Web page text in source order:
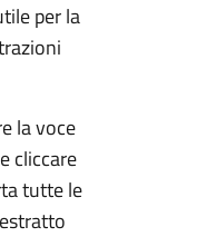
per la
la voce
cliccare
tutte le